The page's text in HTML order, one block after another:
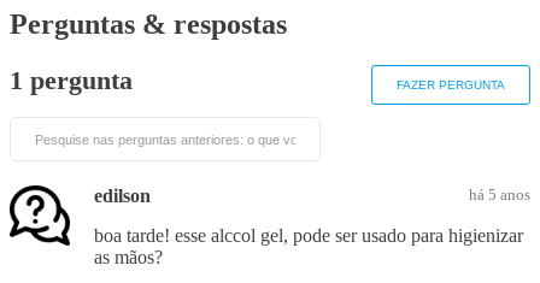
Perguntas & respostas
1 pergunta FAZER PERGUNTA
edilson há 5 anos
boa tarde! esse alccol gel, pode ser usado para higienizar
as mãos?